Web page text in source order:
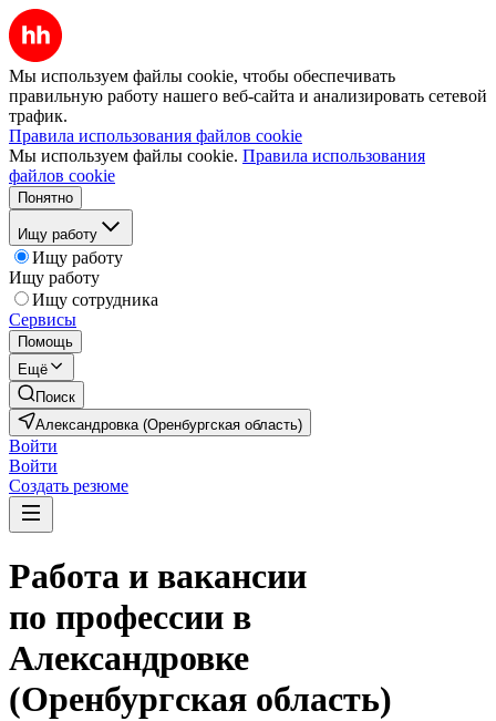
Мы используем файлы cookie, чтобы обеспечивать
правильную работу нашего веб-сайта и анализировать сетевой
трафик.
Правила использования файлов cookie
Мы используем файлы cookie. Правила использования
файлов cookie
Понятно
Ищу работу
Ищу работу
Ищу работу
Ищу сотрудника
Сервисы
Помощь
Ещё
Поиск
Александровка (Оренбургская область)
Войти
Войти
Создать резюме
Работа и вакансии
по профессии в
Александровке
(Оренбургская область)